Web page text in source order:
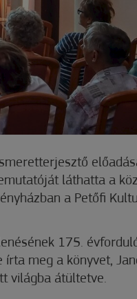
láthatta a
a Petőfi
175.
meg a könyvet,
világba átültetve.